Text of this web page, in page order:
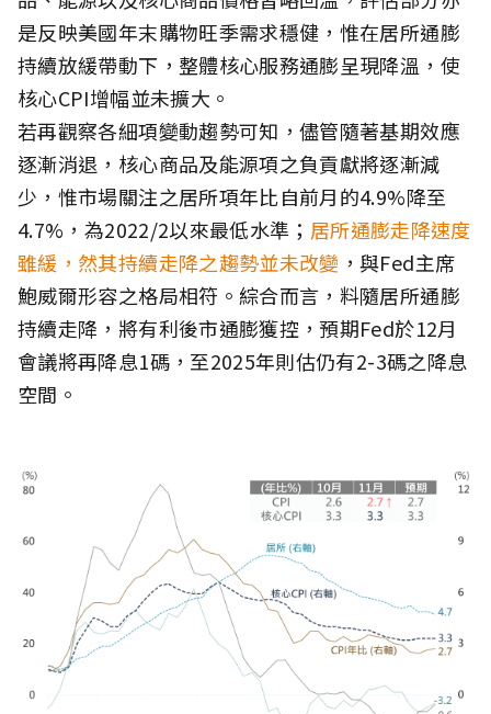
是反映美國年末購物旺季需求穩健，惟在居所通膨
持續放緩帶動下，整體核心服務通膨呈現降溫，使
核心CPI增幅並未擴大。
若再觀察各細項變動趨勢可知，儘管隨著基期效應
逐漸消退，核心商品及能源項之負貢獻將逐漸減
少，惟市場關注之居所項年比自前月的4.9%降至
4.7%，為2022/2以來最低水準； 居所通膨走降速度
雖緩，然其持續走降之趨勢並未改變 ，與Fed主席
鮑威爾形容之格局相符。綜合而言，料隨居所通膨
持續走降，將有利後市通膨獲控，預期Fed於12月
會議將再降息1碼，至2025年則估仍有2-3碼之降息
空間。